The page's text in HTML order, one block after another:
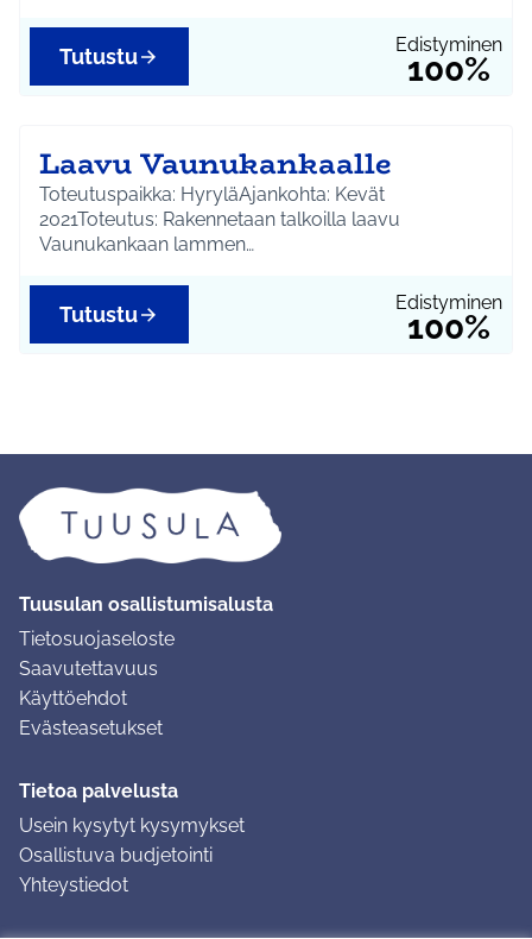
Edistyminen
100%
Tutustu
Laavu Vaunukankaalle
Toteutuspaikka: HyryläAjankohta: Kevät
2021Toteutus: Rakennetaan talkoilla laavu
Vaunukankaan lammen…
Edistyminen
100%
Tutustu
Tuusulan osallistumisalusta
Tietosuojaseloste
Saavutettavuus
Käyttöehdot
Evästeasetukset
Tietoa palvelusta
Usein kysytyt kysymykset
Osallistuva budjetointi
Yhteystiedot